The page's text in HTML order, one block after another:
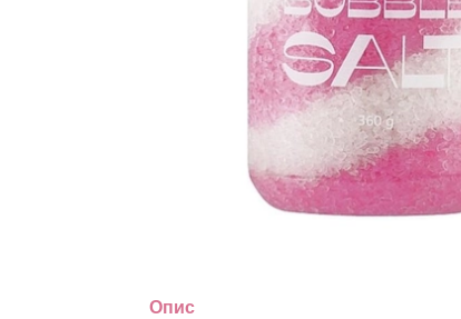
Опис